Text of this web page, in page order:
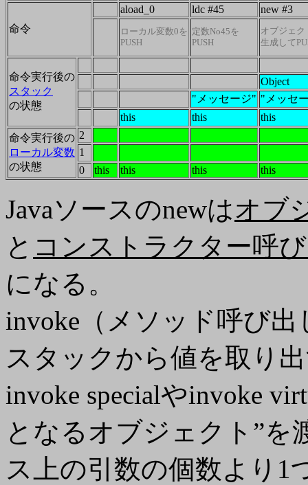
命令
aload_0 ldc #45 new #3
ローカル変数0を
PUSH
定数No45を
PUSH
オブジェク
生成して
命令実行後の
スタック
の状態
Object
"メッセージ" "メッセ
this
this
this
命令実行後の
ローカル変数
の状態
2
1
0
this this this this
Javaソースのnewはオブ
と コンストラクター呼
になる。
invoke（メソッド呼び
スタックから値を取り
invoke specialやinvoke
となるオブジェクト”を
ス上の引数の個数より1